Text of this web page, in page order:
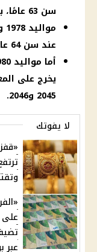
سن 63 عامًا، بداية من عام 2039 و2040.
عند سن 64 عامًا، أي خلال عامي 2042 و2043.
2045 و2046.
لا يفوتك
وتقترب من
عبر